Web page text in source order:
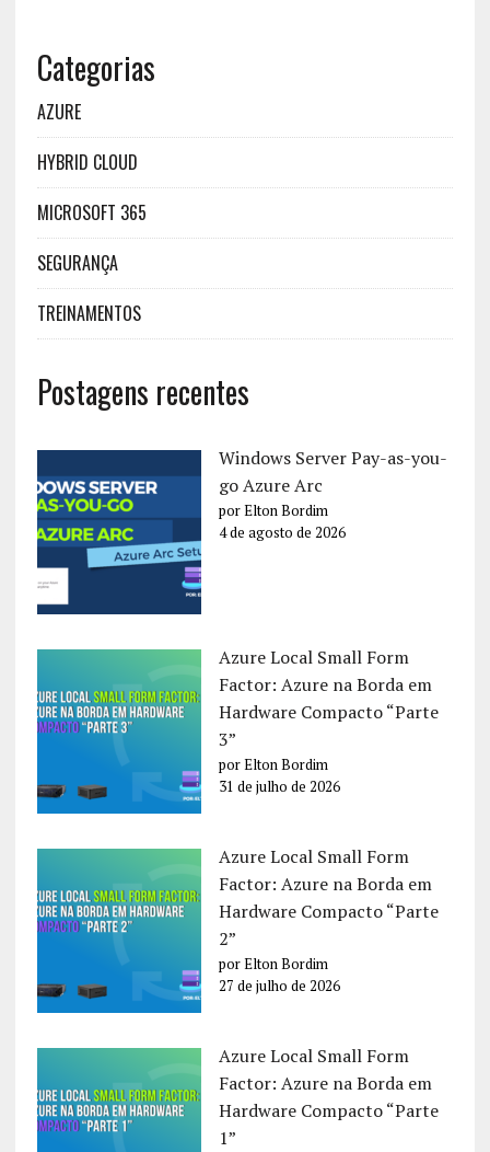
Categorias
AZURE
HYBRID CLOUD
MICROSOFT 365
SEGURANÇA
TREINAMENTOS
Postagens recentes
Windows Server Pay-as-you-
go Azure Arc
por Elton Bordim
4 de agosto de 2026
Azure Local Small Form
Factor: Azure na Borda em
Hardware Compacto “Parte
3”
por Elton Bordim
31 de julho de 2026
Azure Local Small Form
Factor: Azure na Borda em
Hardware Compacto “Parte
2”
por Elton Bordim
27 de julho de 2026
Azure Local Small Form
Factor: Azure na Borda em
Hardware Compacto “Parte
1”